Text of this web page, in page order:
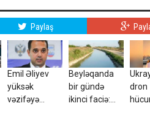
Paylaş
Emil Əliyev
yüksək
vəzifəyə
Beyləqanda
bir gündə
ikinci faciə:
dron